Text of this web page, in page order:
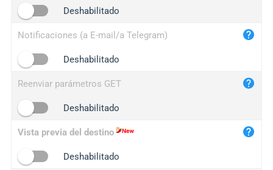
Deshabilitado
Notificaciones (a E-mail/a Telegram)
Deshabilitado
Reenviar parámetros GET
Deshabilitado
Vista previa del destino
Deshabilitado